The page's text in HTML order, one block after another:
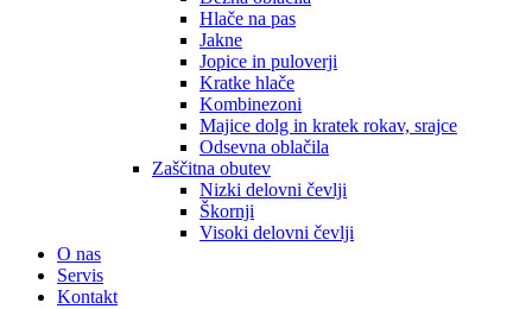
Hlače na pas
Jakne
Jopice in puloverji
Kratke hlače
Kombinezoni
Majice dolg in kratek rokav, srajce
Odsevna oblačila
Zaščitna obutev
Nizki delovni čevlji
Škornji
Visoki delovni čevlji
O nas
Servis
Kontakt